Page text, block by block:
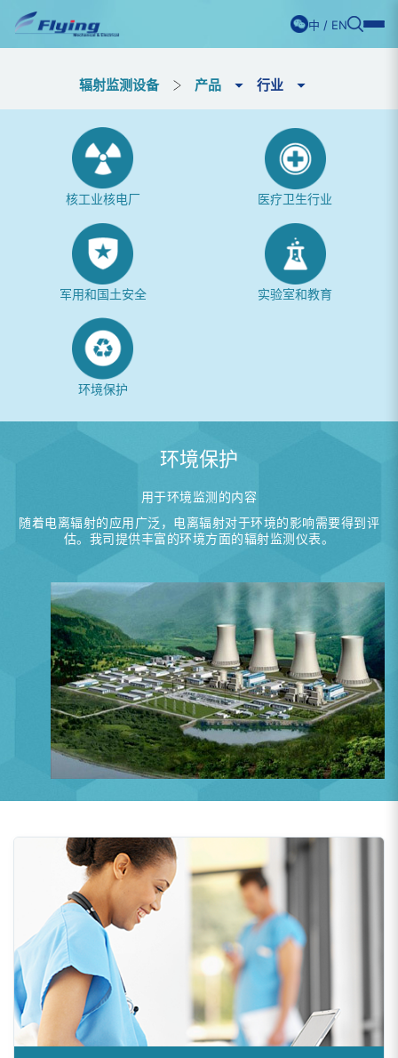
中 / EN
辐射监测设备 产品 行业
核工业核电厂 医疗卫生行业
军用和国土安全 实验室和教育
环境保护
环境保护
用于环境监测的内容
随着电离辐射的应用广泛，电离辐射对于环境的影响需要得到评
估。我司提供丰富的环境方面的辐射监测仪表。